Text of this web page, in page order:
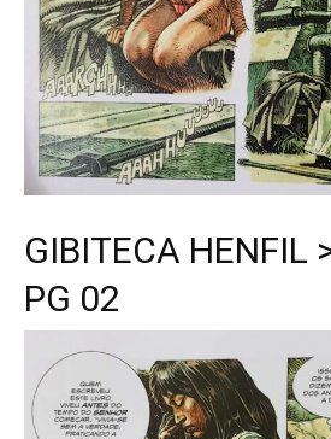
GIBITECA HENFIL
PG 02